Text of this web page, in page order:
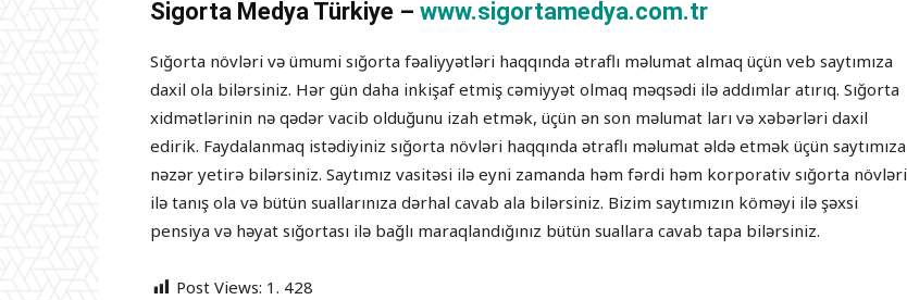
Sigorta Medya Türkiye – www.sigortamedya.com.tr
Sığorta növləri və ümumi sığorta fəaliyyətləri haqqında ətraflı məlumat almaq üçün veb saytımıza
daxil ola bilərsiniz. Hər gün daha inkişaf etmiş cəmiyyət olmaq məqsədi ilə addımlar atırıq. Sığorta
xidmətlərinin nə qədər vacib olduğunu izah etmək, üçün ən son məlumat ları və xəbərləri daxil
edirik. Faydalanmaq istədiyiniz sığorta növləri haqqında ətraflı məlumat əldə etmək üçün saytımıza
nəzər yetirə bilərsiniz. Saytımız vasitəsi ilə eyni zamanda həm fərdi həm korporativ sığorta növləri
ilə tanış ola və bütün suallarınıza dərhal cavab ala bilərsiniz. Bizim saytımızın köməyi ilə şəxsi
pensiya və həyat sığortası ilə bağlı maraqlandığınız bütün suallara cavab tapa bilərsiniz.
Post Views: 1. 428